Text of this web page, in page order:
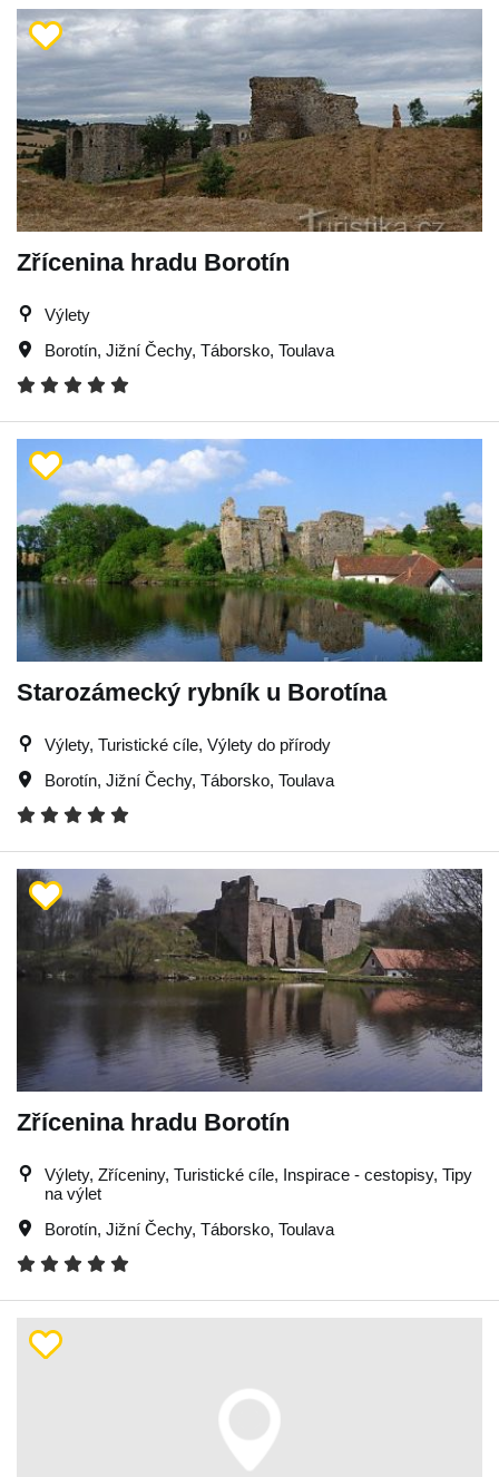
Zřícenina hradu Borotín
Výlety
Borotín, Jižní Čechy, Táborsko, Toulava
Starozámecký rybník u Borotína
Výlety, Turistické cíle, Výlety do přírody
Borotín, Jižní Čechy, Táborsko, Toulava
Zřícenina hradu Borotín
Výlety, Zříceniny, Turistické cíle, Inspirace - cestopisy, Tipy
na výlet
Borotín, Jižní Čechy, Táborsko, Toulava